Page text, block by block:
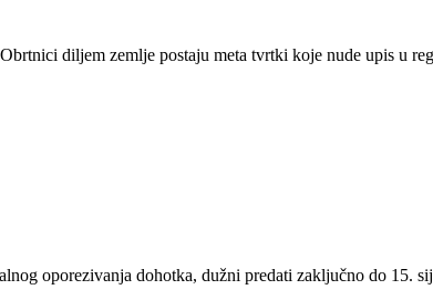
diljem zemlje postaju meta tvrtki koje nude upis u
oporezivanja dohotka, dužni predati zaključno do 15.